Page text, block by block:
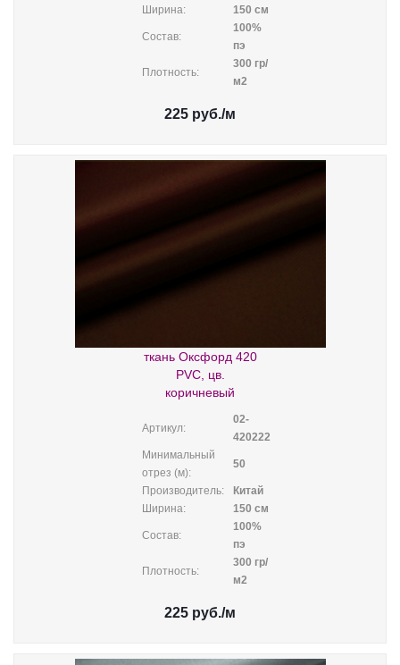
Ширина: 150 см
Состав:
100%
пэ
Плотность:
300 гр/
м2
225 руб./м
ткань Оксфорд 420
PVC, цв.
коричневый
Артикул:
02-
420222
Минимальный
отрез (м):
50
Производитель:
Китай
Ширина:
150 см
Состав:
100%
пэ
Плотность:
300 гр/
м2
225 руб./м